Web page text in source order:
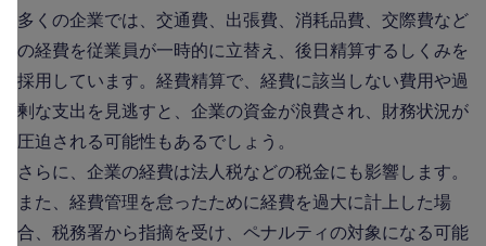
多くの企業では、交通費、出張費、消耗品費、交際費など
の経費を従業員が一時的に立替え、後日精算するしくみを
採用しています。経費精算で、経費に該当しない費用や過
剰な支出を見逃すと、企業の資金が浪費され、財務状況が
圧迫される可能性もあるでしょう。
さらに、企業の経費は法人税などの税金にも影響します。
また、経費管理を怠ったために経費を過大に計上した場
合、税務署から指摘を受け、ペナルティの対象になる可能